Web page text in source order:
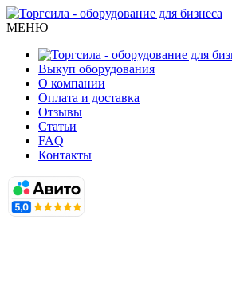
МЕНЮ
Выкуп оборудования
О компании
Оплата и доставка
Отзывы
Статьи
FAQ
Контакты